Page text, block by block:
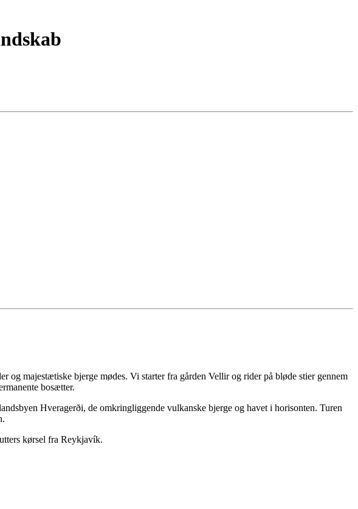
majestætiske bjerge mødes. Vi starter fra gården Vellir og rider på bløde stier gennem
bosætter.
Hveragerði, de omkringliggende vulkanske bjerge og havet i horisonten. Turen
kørsel fra Reykjavík.